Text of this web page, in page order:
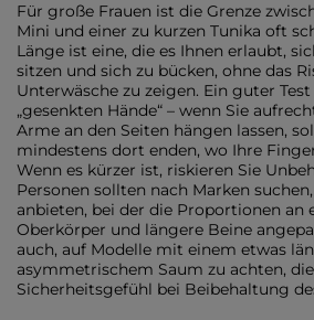
Für große Frauen ist die Grenze
Mini und einer zu kurzen Tunika oft
Länge ist eine, die es Ihnen erlaubt,
sitzen und sich zu bücken, ohne das
Unterwäsche zu zeigen. Ein guter
„gesenkten Hände“ – wenn Sie
Arme an den Seiten hängen lassen,
mindestens dort enden, wo Ihre
Wenn es kürzer ist, riskieren Sie
Personen sollten nach Marken suchen,
anbieten, bei der die Proportionen an
Oberkörper und längere Beine
auch, auf Modelle mit einem etwas
asymmetrischem Saum zu achten,
Sicherheitsgefühl bei Beibehaltung